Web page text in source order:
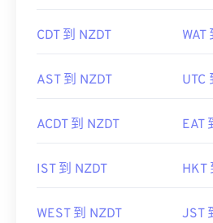
CDT 到 NZDT WAT
AST 到 NZDT UTC
ACDT 到 NZDT EAT
IST 到 NZDT HKT
WEST 到 NZDT JST